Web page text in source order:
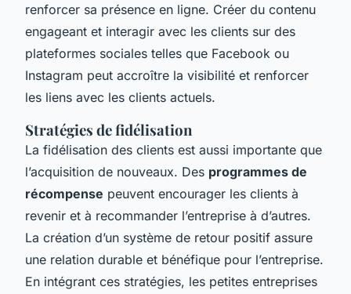
renforcer sa présence en ligne. Créer du contenu
engageant et interagir avec les clients sur des
plateformes sociales telles que Facebook ou
Instagram peut accroître la visibilité et renforcer
les liens avec les clients actuels.
Stratégies de fidélisation
La fidélisation des clients est aussi importante que
l’acquisition de nouveaux. Des programmes de
récompense peuvent encourager les clients à
revenir et à recommander l’entreprise à d’autres.
La création d’un système de retour positif assure
une relation durable et bénéfique pour l’entreprise.
En intégrant ces stratégies, les petites entreprises